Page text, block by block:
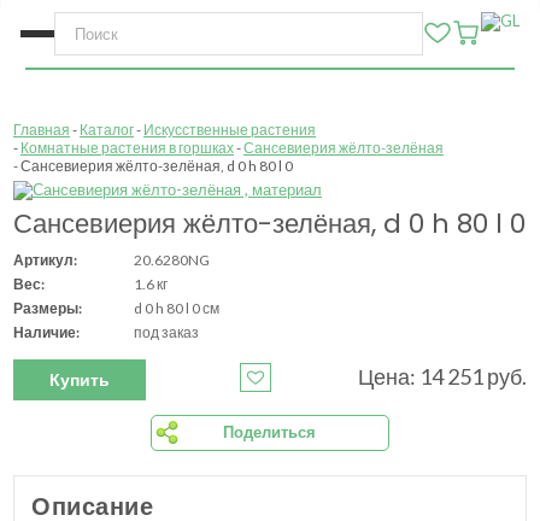
Главная Каталог Искусственные растения
Комнатные растения в горшках Сансевиерия жёлто-зелёная
Сансевиерия жёлто-зелёная, d 0 h 80 l 0
Сансевиерия жёлто-зелёная, d 0 h 80 l 0
Артикул:
20.6280NG
Вес:
1.6 кг
Размеры:
d 0 h 80 l 0 см
Наличие:
под заказ
Купить Цена: 14 251 руб.
Поделиться
Описание